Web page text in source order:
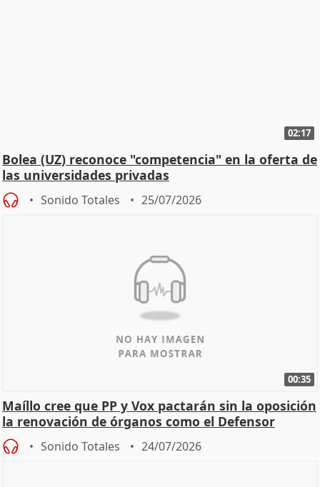
02:17
Bolea (UZ) reconoce "competencia" en la oferta de
las universidades privadas
Sonido Totales 25/07/2026
00:35
Maíllo cree que PP y Vox pactarán sin la oposición
la renovación de órganos como el Defensor
Sonido Totales 24/07/2026